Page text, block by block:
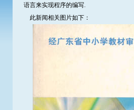
语言来实现程序的编写.
此新闻相关图片如下：